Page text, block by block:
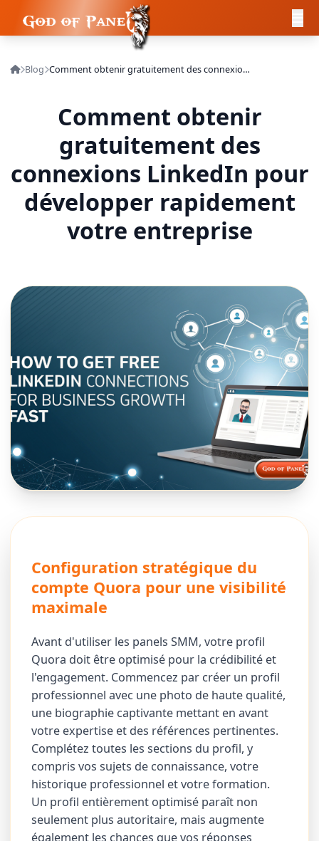
Blog Comment obtenir gratuitement des connexions LinkedIn pour développer rapidement votre entreprise
Comment obtenir
gratuitement des
connexions LinkedIn pour
développer rapidement
votre entreprise
Configuration stratégique du
compte Quora pour une visibilité
maximale
Avant d'utiliser les panels SMM, votre profil
Quora doit être optimisé pour la crédibilité et
l'engagement. Commencez par créer un profil
professionnel avec une photo de haute qualité,
une biographie captivante mettant en avant
votre expertise et des références pertinentes.
Complétez toutes les sections du profil, y
compris vos sujets de connaissance, votre
historique professionnel et votre formation.
Un profil entièrement optimisé paraît non
seulement plus autoritaire, mais augmente
également les chances que vos réponses